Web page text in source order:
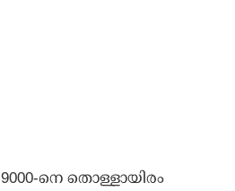
9000-നെ തൊള്ളായിരം